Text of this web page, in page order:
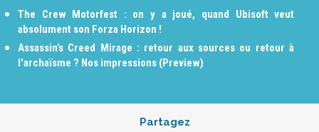
The Crew Motorfest : on y a joué, quand Ubisoft veut
absolument son Forza Horizon !
Assassin’s Creed Mirage : retour aux sources ou retour à
l'archaïsme ? Nos impressions (Preview)
Partagez